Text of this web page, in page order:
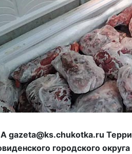
gazeta@ks.chukotka.ru
городского